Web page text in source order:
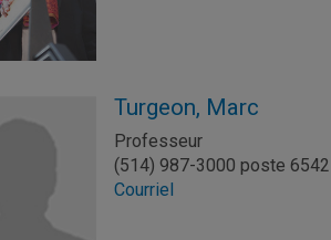
Turgeon, Marc
Professeur
(514) 987-3000 poste 6542
Courriel